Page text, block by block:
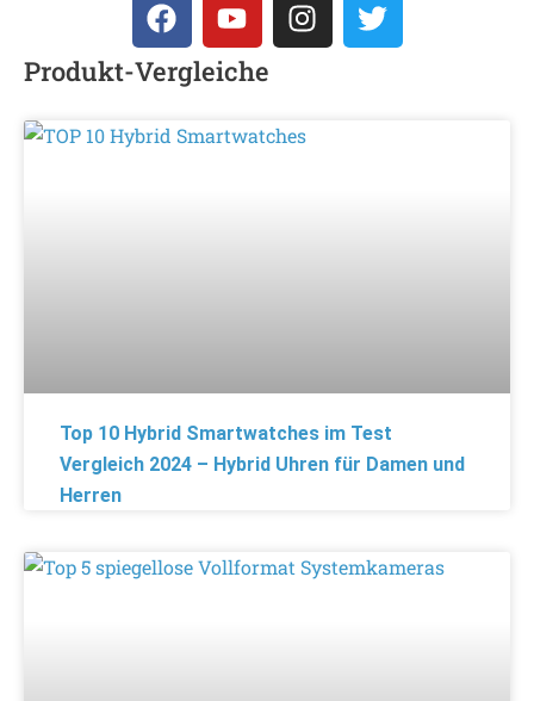
Produkt-Vergleiche
Top 10 Hybrid Smartwatches im Test
Vergleich 2024 – Hybrid Uhren für Damen und
Herren